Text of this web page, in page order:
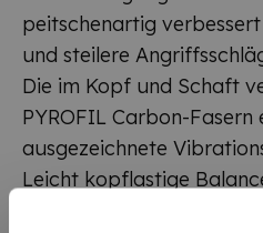
peitschenartig
und steilere
Die im Kopf und Schaft
PYROFIL Carbon-Fasern
ausgezeichnete
Leicht kopflastige